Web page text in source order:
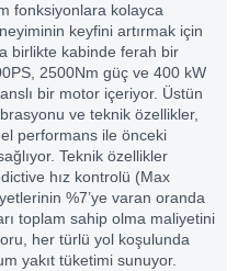
fonksiyonlara kolayca
keyfini artırmak için
birlikte kabinde ferah bir
2500Nm güç ve 400 kW
bir motor içeriyor. Üstün
ve teknik özellikler,
performans ile önceki
Teknik özellikler
hız kontrolü (Max
%7’ye varan oranda
toplam sahip olma maliyetini
her türlü yol koşulunda
yakıt tüketimi sunuyor.